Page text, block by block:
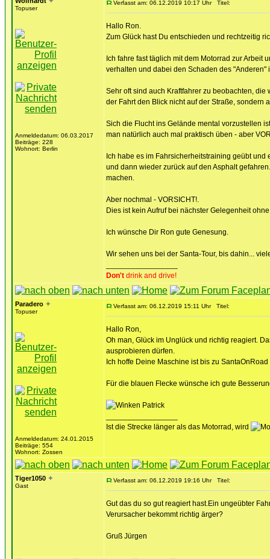
Topuser
Anmeldedatum: 06.03.2017
Beiträge: 228
Wohnort: Berlin
Verfasst am: 06.12.2019 10:17 Uhr Titel:
Hallo Ron.
Zum Glück hast Du entschieden und rechtzeitig
Ich fahre fast täglich mit dem Motorrad zur
verhalten und dabei den Schaden des "Anderen"
Sehr oft sind auch Kraftfahrer zu beobachten,
der Fahrt den Blick nicht auf der Straße, sondern
Sich die Flucht ins Gelände mental vorzustellen
man natürlich auch mal praktisch üben - aber
Ich habe es im Fahrsicherheitstraining geübt
und dann wieder zurück auf den Asphalt
machen.
Aber nochmal - VORSICHT!.
Dies ist kein Aufruf bei nächster Gelegenheit
Ich wünsche Dir Ron gute Genesung.
Wir sehen uns bei der Santa-Tour, bis dahin...
Don't drink and drive!
Paradero ✦
Topuser
Anmeldedatum: 24.01.2015
Beiträge: 554
Wohnort: Zossen
Verfasst am: 06.12.2019 15:11 Uhr Titel:
Hallo Ron,
Oh man, Glück im Unglück und richtig reagiert.
ausprobieren dürfen.
Ich hoffe Deine Maschine ist bis zu
Für die blauen Flecke wünsche ich gute
Patrick
Ist die Strecke länger als das Motorrad, wird
Tiger1050 ✦
Gast
Verfasst am: 06.12.2019 19:16 Uhr Titel:
Gut das du so gut reagiert hast.Ein ungeübter
Verursacher bekommt richtig ärger?
Gruß Jürgen